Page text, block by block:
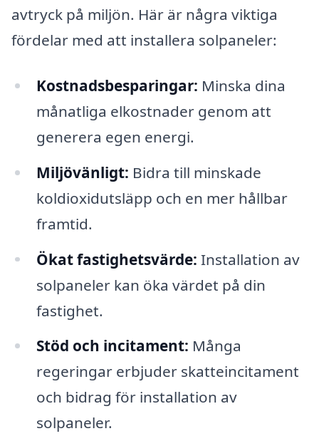
avtryck på miljön. Här är några viktiga
fördelar med att installera solpaneler:
Kostnadsbesparingar: Minska dina
månatliga elkostnader genom att
generera egen energi.
Miljövänligt: Bidra till minskade
koldioxidutsläpp och en mer hållbar
framtid.
Ökat fastighetsvärde: Installation av
solpaneler kan öka värdet på din
fastighet.
Stöd och incitament: Många
regeringar erbjuder skatteincitament
och bidrag för installation av
solpaneler.